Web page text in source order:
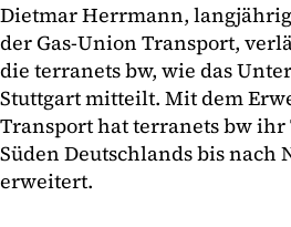
Dietmar Herrmann,
der Gas-Union Transport,
die terranets bw, wie das
Stuttgart mitteilt. Mit dem
Transport hat terranets bw
Süden Deutschlands bis nach
erweitert.